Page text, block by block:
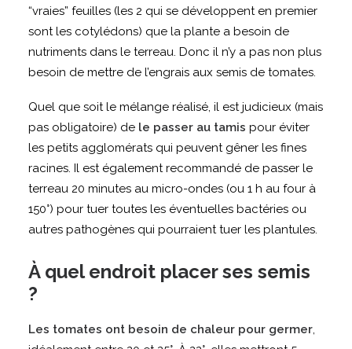
“vraies” feuilles (les 2 qui se développent en premier
sont les cotylédons) que la plante a besoin de
nutriments dans le terreau. Donc il n’y a pas non plus
besoin de mettre de l’engrais aux semis de tomates.
Quel que soit le mélange réalisé, il est judicieux (mais
pas obligatoire) de le passer au tamis pour éviter
les petits agglomérats qui peuvent gêner les fines
racines. Il est également recommandé de passer le
terreau 20 minutes au micro-ondes (ou 1 h au four à
150°) pour tuer toutes les éventuelles bactéries ou
autres pathogènes qui pourraient tuer les plantules.
À quel endroit placer ses semis
?
Les tomates ont besoin de chaleur pour germer,